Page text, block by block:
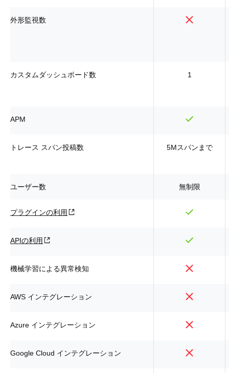
外形監視数
カスタムダッシュボード数 1
APM
トレース スパン投稿数 5Mスパンまで
ユーザー数 無制限
プラグインの利用
APIの利用
機械学習による異常検知
AWS インテグレーション
Azure インテグレーション
Google Cloud インテグレーション